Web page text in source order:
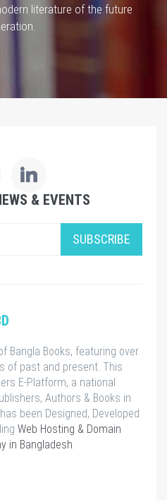
literature of the future
& EVENTS
SUBSCRIBE
Bangla Books, featuring over
of past and present. This
E-Platform, a national
Authors & Books in
been Designed, Developed
Web Hosting & Domain
in Bangladesh